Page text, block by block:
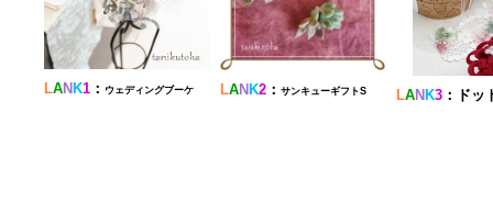
LAN K1 ： ウェディングブーケ LAN K2 ： サンキューギフトS LAN K3 ：ドッ